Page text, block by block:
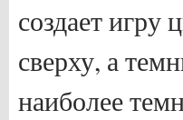
создает игру
сверху, а
наиболее